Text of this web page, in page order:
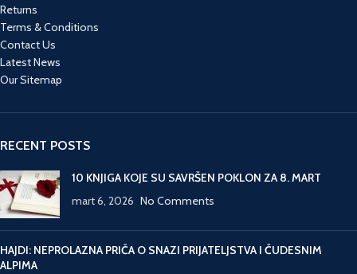
Returns
Terms & Conditions
Contact Us
Latest News
Our Sitemap
RECENT POSTS
10 KNJIGA KOJE SU SAVRŠEN POKLON ZA 8. MART
mart 6, 2026 No Comments
HAJDI: NEPROLAZNA PRIČA O SNAZI PRIJATELJSTVA I ČUDESNIM
ALPIMA